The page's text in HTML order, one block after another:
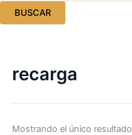
BUSCAR
recarga
Mostrando el único resultado